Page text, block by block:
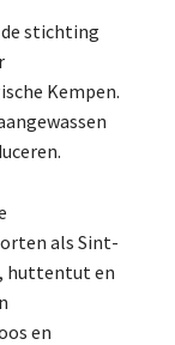
stichting
Kempen.
als Sint-
huttentut en
en